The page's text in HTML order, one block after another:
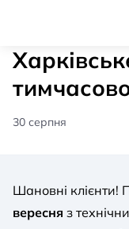
30 серпня
Шановні клієнти!
вересня з